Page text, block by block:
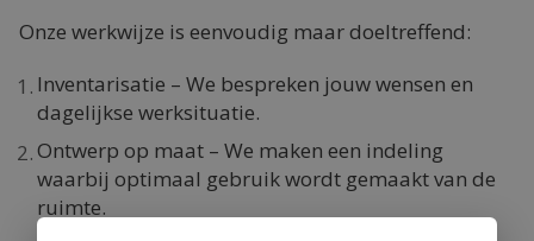
Onze werkwijze is eenvoudig maar doeltreffend:
Inventarisatie – We bespreken jouw wensen en
dagelijkse werksituatie.
Ontwerp op maat – We maken een indeling
waarbij optimaal gebruik wordt gemaakt van de
ruimte.